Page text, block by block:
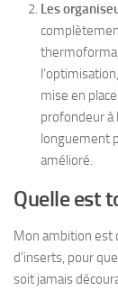
Les
mise en
profondeur à
longuement
amélioré.
Quelle est
Mon ambition est
d’inserts, pour
soit jamais